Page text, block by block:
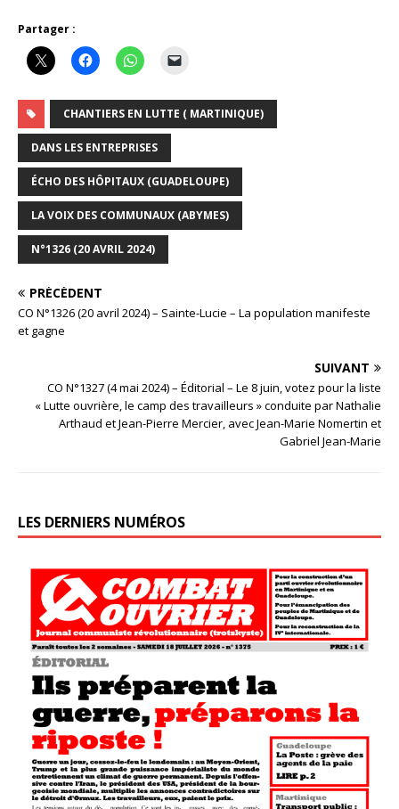
Partager :
CHANTIERS EN LUTTE ( MARTINIQUE)
DANS LES ENTREPRISES
ÉCHO DES HÔPITAUX (GUADELOUPE)
LA VOIX DES COMMUNAUX (ABYMES)
N°1326 (20 AVRIL 2024)
PRÉCÉDENT
CO N°1326 (20 avril 2024) – Sainte-Lucie – La population manifeste
et gagne
SUIVANT
CO N°1327 (4 mai 2024) – Éditorial – Le 8 juin, votez pour la liste
« Lutte ouvrière, le camp des travailleurs » conduite par Nathalie
Arthaud et Jean-Pierre Mercier, avec Jean-Marie Nomertin et
Gabriel Jean-Marie
LES DERNIERS NUMÉROS